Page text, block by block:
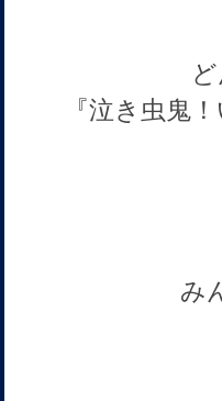
『泣き虫鬼
み